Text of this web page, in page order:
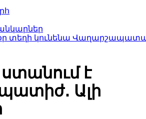
տեղի կունենա
ստանում է
Ալի